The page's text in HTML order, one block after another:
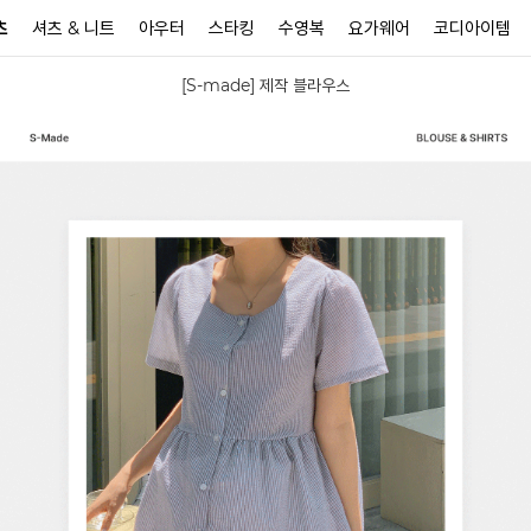
셔츠 & 니트 아우터 스타킹 수영복 요가웨어 코디아이템
[S-made] 제작 블라우스